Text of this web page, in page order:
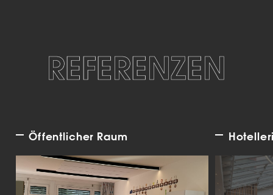
REFERENZEN
Öffentlicher Raum